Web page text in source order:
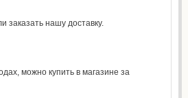
заказать нашу доставку.
можно купить в магазине за